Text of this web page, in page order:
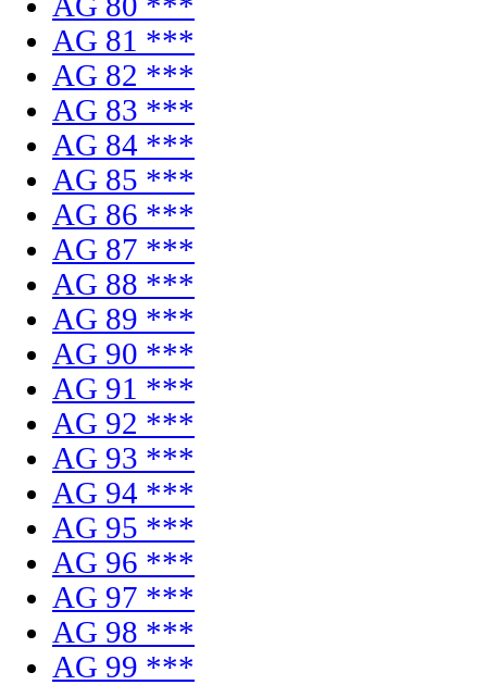
AG 81 ***
AG 82 ***
AG 83 ***
AG 84 ***
AG 85 ***
AG 86 ***
AG 87 ***
AG 88 ***
AG 89 ***
AG 90 ***
AG 91 ***
AG 92 ***
AG 93 ***
AG 94 ***
AG 95 ***
AG 96 ***
AG 97 ***
AG 98 ***
AG 99 ***